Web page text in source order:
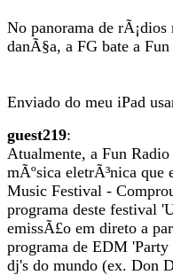
No panorama de
danÃ§a, a FG bate a Fun
Enviado do meu iPad
guest219:
Atualmente, a Fun Radio
mÃºsica eletrÃ³nica que
Music Festival -
programa deste festival
emissÃ£o em direto a
programa de EDM 'Party
dj's do mundo (ex. Don